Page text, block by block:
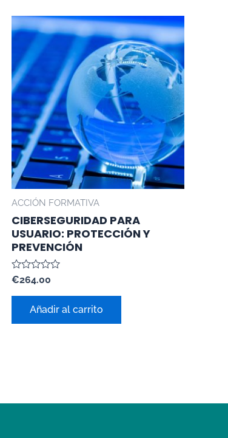
ACCIÓN FORMATIVA
CIBERSEGURIDAD PARA
USUARIO: PROTECCIÓN Y
PREVENCIÓN
Valorado
0
€264.00
Añadir al carrito